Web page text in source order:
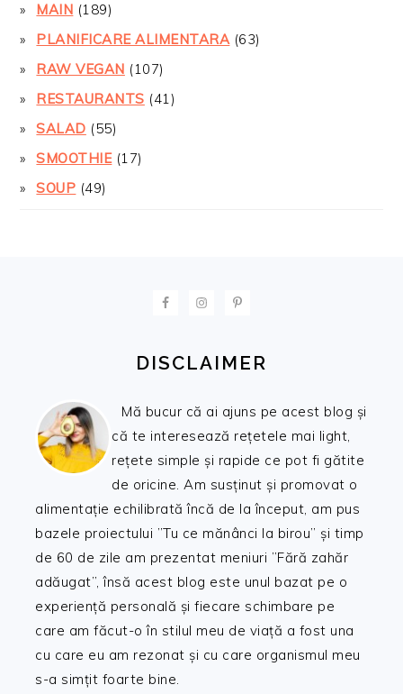
MAIN (189)
PLANIFICARE ALIMENTARA(63)
RAW VEGAN (107)
RESTAURANTS (41)
SALAD (55)
SMOOTHIE(17)
SOUP (49)
DISCLAIMER
Mă bucur că ai ajuns pe acest blog și
că te interesează rețetele mai light,
rețete simple și rapide ce pot fi gătite
de oricine. Am susținut și promovat o
alimentație echilibrată încă de la început, am pus
bazele proiectului ”Tu ce mănânci la birou” și timp
de 60 de zile am prezentat meniuri ”Fără zahăr
adăugat”, însă acest blog este unul bazat pe o
experiență personală și fiecare schimbare pe
care am făcut-o în stilul meu de viață a fost una
cu care eu am rezonat și cu care organismul meu
s-a simțit foarte bine.